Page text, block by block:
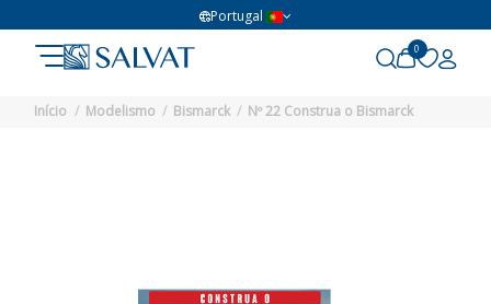
Portugal
0
Início Modelismo Bismarck Nº 22 Construa o Bismarck